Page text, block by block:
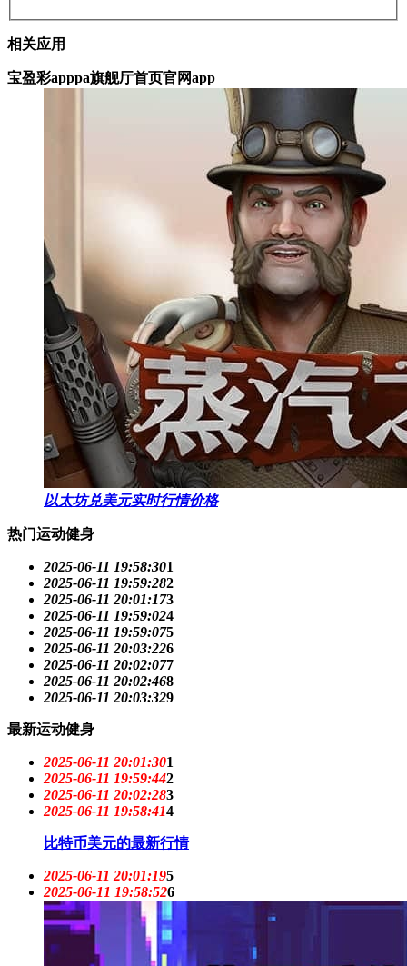
相关应用
宝盈彩apppa旗舰厅首页官网app
以太坊兑美元实时行情价格
热门运动健身
2025-06-11 19:58:301
2025-06-11 19:59:282
2025-06-11 20:01:173
2025-06-11 19:59:024
2025-06-11 19:59:075
2025-06-11 20:03:226
2025-06-11 20:02:077
2025-06-11 20:02:468
2025-06-11 20:03:329
最新运动健身
2025-06-11 20:01:301
2025-06-11 19:59:442
2025-06-11 20:02:283
2025-06-11 19:58:414
比特币美元的最新行情
2025-06-11 20:01:195
2025-06-11 19:58:526